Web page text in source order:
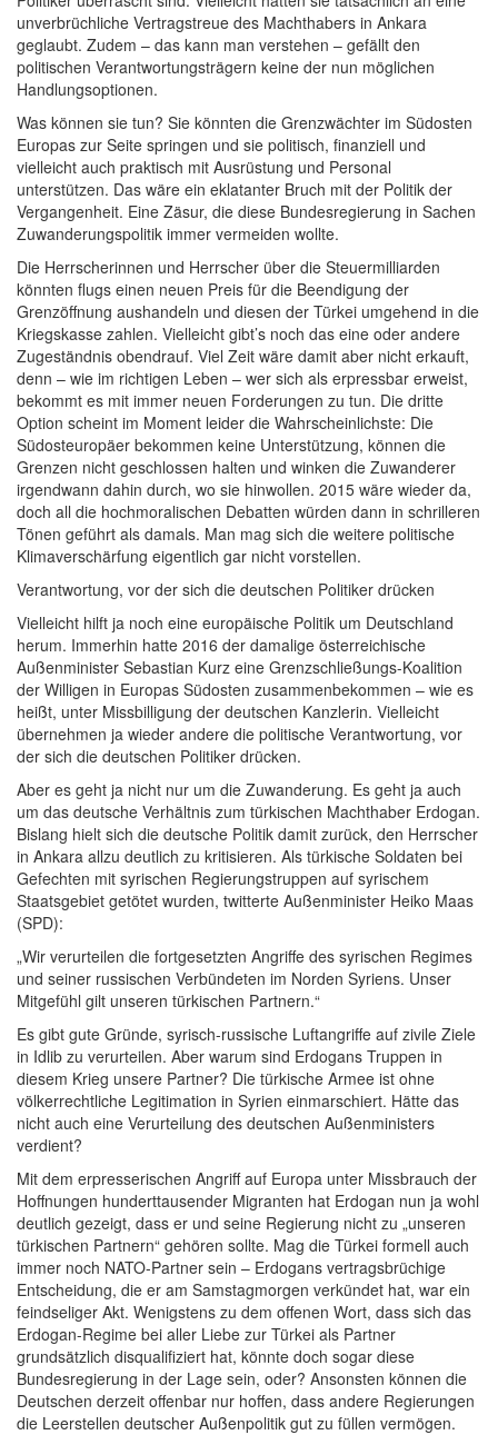
unverbrüchliche Vertragstreue des Machthabers in Ankara
geglaubt. Zudem – das kann man verstehen – gefällt den
politischen Verantwortungsträgern keine der nun möglichen
Handlungsoptionen.
Was können sie tun? Sie könnten die Grenzwächter im Südosten
Europas zur Seite springen und sie politisch, finanziell und
vielleicht auch praktisch mit Ausrüstung und Personal
unterstützen. Das wäre ein eklatanter Bruch mit der Politik der
Vergangenheit. Eine Zäsur, die diese Bundesregierung in Sachen
Zuwanderungspolitik immer vermeiden wollte.
Die Herrscherinnen und Herrscher über die Steuermilliarden
könnten flugs einen neuen Preis für die Beendigung der
Grenzöffnung aushandeln und diesen der Türkei umgehend in die
Kriegskasse zahlen. Vielleicht gibt’s noch das eine oder andere
Zugeständnis obendrauf. Viel Zeit wäre damit aber nicht erkauft,
denn – wie im richtigen Leben – wer sich als erpressbar erweist,
bekommt es mit immer neuen Forderungen zu tun. Die dritte
Option scheint im Moment leider die Wahrscheinlichste: Die
Südosteuropäer bekommen keine Unterstützung, können die
Grenzen nicht geschlossen halten und winken die Zuwanderer
irgendwann dahin durch, wo sie hinwollen. 2015 wäre wieder da,
doch all die hochmoralischen Debatten würden dann in schrilleren
Tönen geführt als damals. Man mag sich die weitere politische
Klimaverschärfung eigentlich gar nicht vorstellen.
Verantwortung, vor der sich die deutschen Politiker drücken
Vielleicht hilft ja noch eine europäische Politik um Deutschland
herum. Immerhin hatte 2016 der damalige österreichische
Außenminister Sebastian Kurz eine Grenzschließungs-Koalition
der Willigen in Europas Südosten zusammenbekommen – wie es
heißt, unter Missbilligung der deutschen Kanzlerin. Vielleicht
übernehmen ja wieder andere die politische Verantwortung, vor
der sich die deutschen Politiker drücken.
Aber es geht ja nicht nur um die Zuwanderung. Es geht ja auch
um das deutsche Verhältnis zum türkischen Machthaber Erdogan.
Bislang hielt sich die deutsche Politik damit zurück, den Herrscher
in Ankara allzu deutlich zu kritisieren. Als türkische Soldaten bei
Gefechten mit syrischen Regierungstruppen auf syrischem
Staatsgebiet getötet wurden, twitterte Außenminister Heiko Maas
(SPD):
„Wir verurteilen die fortgesetzten Angriffe des syrischen Regimes
und seiner russischen Verbündeten im Norden Syriens. Unser
Mitgefühl gilt unseren türkischen Partnern.“
Es gibt gute Gründe, syrisch-russische Luftangriffe auf zivile Ziele
in Idlib zu verurteilen. Aber warum sind Erdogans Truppen in
diesem Krieg unsere Partner? Die türkische Armee ist ohne
völkerrechtliche Legitimation in Syrien einmarschiert. Hätte das
nicht auch eine Verurteilung des deutschen Außenministers
verdient?
Mit dem erpresserischen Angriff auf Europa unter Missbrauch der
Hoffnungen hunderttausender Migranten hat Erdogan nun ja wohl
deutlich gezeigt, dass er und seine Regierung nicht zu „unseren
türkischen Partnern“ gehören sollte. Mag die Türkei formell auch
immer noch NATO-Partner sein – Erdogans vertragsbrüchige
Entscheidung, die er am Samstagmorgen verkündet hat, war ein
feindseliger Akt. Wenigstens zu dem offenen Wort, dass sich das
Erdogan-Regime bei aller Liebe zur Türkei als Partner
grundsätzlich disqualifiziert hat, könnte doch sogar diese
Bundesregierung in der Lage sein, oder? Ansonsten können die
Deutschen derzeit offenbar nur hoffen, dass andere Regierungen
die Leerstellen deutscher Außenpolitik gut zu füllen vermögen.